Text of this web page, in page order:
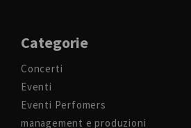
Categorie
Concerti
Eventi
Eventi Perfomers
management e produzioni